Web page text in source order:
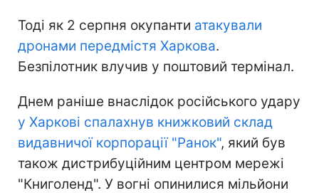
Тоді як 2 серпня окупанти атакували
дронами передмістя Харкова.
Безпілотник влучив у поштовий термінал.
Днем раніше внаслідок російського удару
у Харкові спалахнув книжковий склад
видавничої корпорації "Ранок", який був
також дистрибуційним центром мережі
"Книголенд". У вогні опинилися мільйони